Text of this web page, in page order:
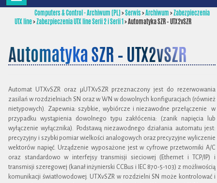
Computers & Control - Archiwum (PL)>Serwis>Archiwum>Zabezpieczenia
UTX line>Zabezpieczenia UTX line Serii 2 i Serii 1>Automatyka SZR – UTX2vSZR
Automatyka SZR – UTX2vSZR
Automat UTXvSZR oraz µUTXvSZR przeznaczony jest do rezerwowania
zasilań w rozdzielniach SN oraz w WN w dowolnych konfiguracjach (również
nietypowych). Zapewnia: szybkie, wybiórcze i niezawodne przełączenie w
przypadku wystąpienia dowolnego typu zakłócenia: (zanik napięcia lub
wyłączenie wyłącznika). Podstawą niezawodnego działania automatu jest:
precyzyjny i szybki pomiar wielkości analogowych oraz precyzyjne wyliczenie
wektorów napięć. Urządzenie wyposażone jest w cyfrowe przetworniki A/C
oraz standardowo w interfejsy transmisji sieciowej (Ethernet i TCP/IP) i
transmisji szeregowej (kanał inżynierski CCBus i IEC 870-5-103) z możliwością
komunikacji światłowodowej. UTXvSZR w rozdzielni SN może kontrolować i